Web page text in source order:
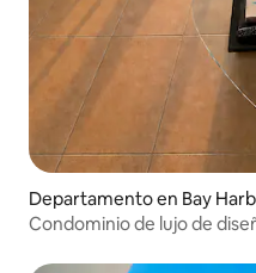
Departamento en Bay
Condominio de lujo de